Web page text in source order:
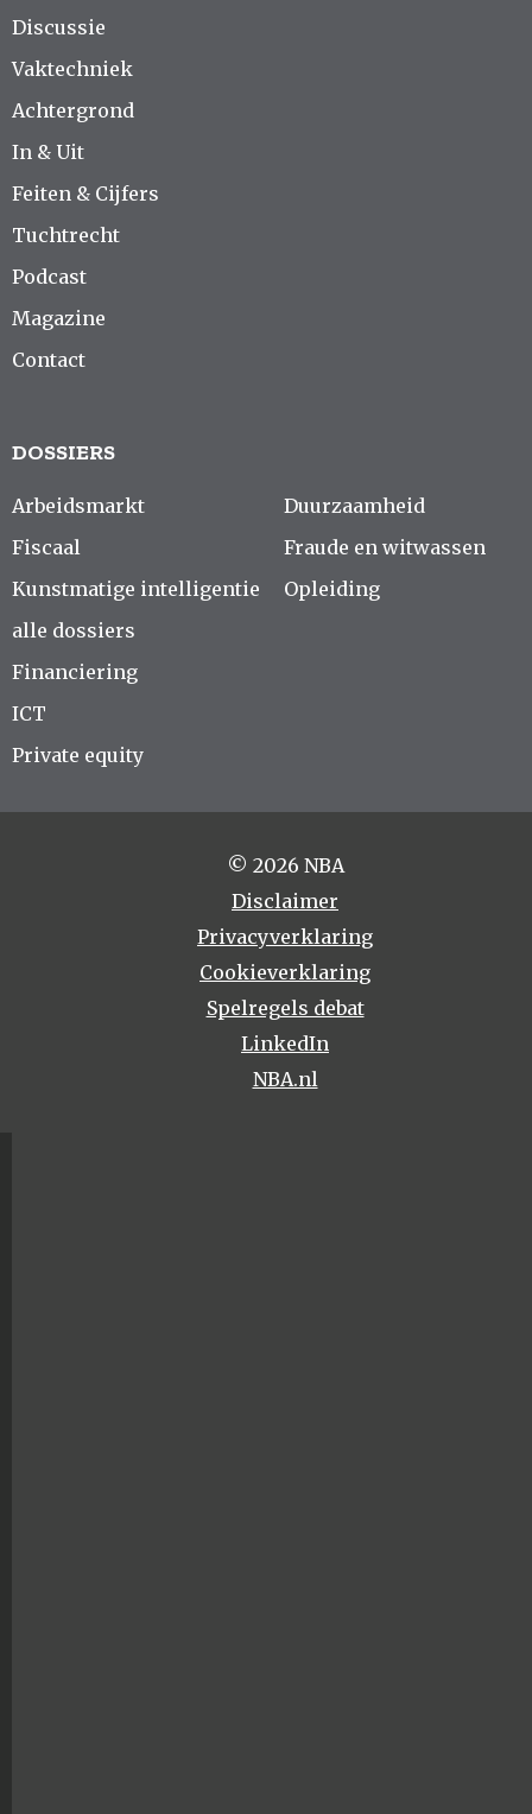
Discussie
Vaktechniek
Achtergrond
In & Uit
Feiten & Cijfers
Tuchtrecht
Podcast
Magazine
Contact
DOSSIERS
Arbeidsmarkt
Fiscaal
Kunstmatige intelligentie
alle dossiers
Duurzaamheid
Fraude en witwassen
Opleiding
Financiering
ICT
Private equity
© 2026 NBA
Disclaimer
Privacyverklaring
Cookieverklaring
Spelregels debat
LinkedIn
NBA.nl